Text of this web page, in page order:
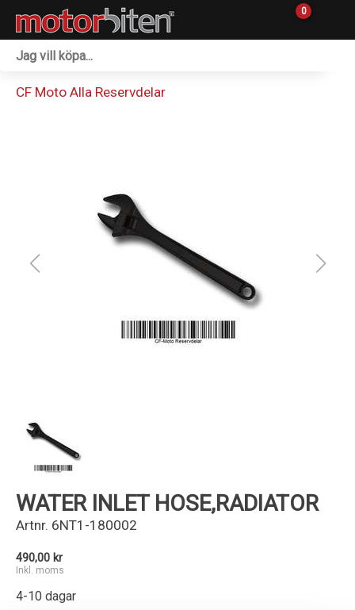
0
Reservdelar
Sprängskisser
CF Moto Alla Reservdelar
WATER INLET HOSE,RADIATOR
Artnr. 6NT1-180002
490,00 kr
Inkl. moms
4-10 dagar